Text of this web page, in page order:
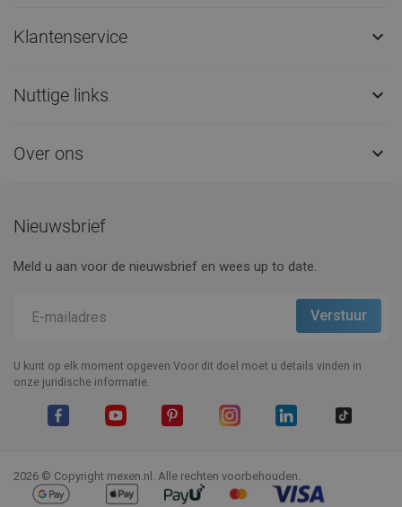
Klantenservice 
Nuttige links 
Over ons 
Nieuwsbrief
Meld u aan voor de nieuwsbrief en wees up to date.
U kunt op elk moment opgeven.Voor dit doel moet u details vinden in
onze juridische informatie.
2026 © Copyright mexen.nl. Alle rechten voorbehouden.